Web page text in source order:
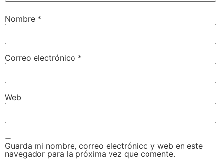
Nombre *
Correo electrónico *
Web
Guarda mi nombre, correo electrónico y web en este
navegador para la próxima vez que comente.